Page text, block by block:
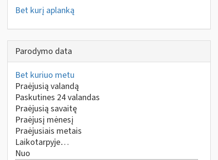
Bet kurį aplanką
Parodymo data
Bet kuriuo metu
Praėjusią valandą
Paskutines 24 valandas
Praėjusią savaitę
Praėjusį mėnesį
Praėjusiais metais
Laikotarpyje…
Nuo